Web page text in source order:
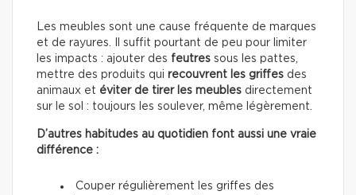
Les meubles sont une cause fréquente de marques
et de rayures. Il suffit pourtant de peu pour limiter
les impacts : ajouter des feutres sous les pattes,
mettre des produits qui recouvrent les griffes des
animaux et éviter de tirer les meubles directement
sur le sol : toujours les soulever, même légèrement.
D’autres habitudes au quotidien font aussi une vraie
différence :
Couper régulièrement les griffes des